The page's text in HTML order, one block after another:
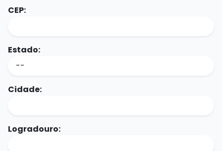
CEP:
Estado:
Cidade:
Logradouro: